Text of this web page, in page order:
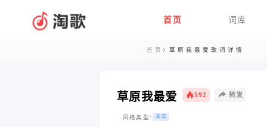
首页 词库
首页 草原我最爱歌词详情
草原我最爱 592 转发
风格类型: 未知